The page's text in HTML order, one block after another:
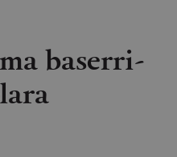
baserri-